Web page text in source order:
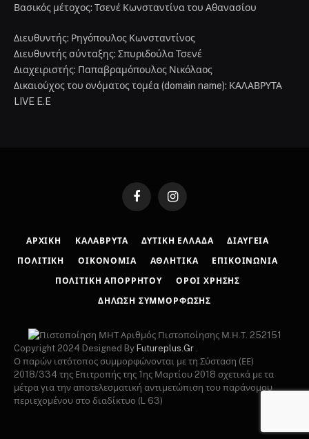
Βασικός μέτοχος: Τσενέ Κωνσταντίνα του Αθανασίου
Διευθυντής: Ρηγόπουλος Κωνσταντίνος
Διευθυντής σύνταξης: Σπυριδούλα Τσενέ
Διαχειριστής: Παπαβραμόπουλος Νικόλαος
Δικαιούχος του ονόματος τομέα (domain name): ΚΑΛΑΒΡΥΤΑ
LIVE E.E
FacebookInstagram
ΑΡΧΙΚΉ ΚΑΛΆΒΡΥΤΑ ΔΥΤΙΚΉ ΕΛΛΆΔΑ ΔΙΑΎΓΕΙΑ
ΠΟΛΙΤΙΚΉ ΟΙΚΟΝΟΜΊΑ ΑΘΛΗΤΙΚΆ ΕΠΙΚΟΙΝΩΝΊΑ
ΠΟΛΙΤΙΚΉ ΑΠΟΡΡΉΤΟΥ ΌΡΟΙ ΧΡΉΣΗΣ
ΔΉΛΩΣΗ ΣΥΜΜΌΡΦΩΣΗΣ
Αριθμός Πιστοποίησης Μ.Η.Τ. 252151
Copyright 2024 Designed By Futureplus.Gr .
Ο παρών ιστότοπος συμμορφώνονται με τη Σύσταση (ΕΕ)
2018/334 της Επιτροπής της 1ης Μαρτίου 2018 σχετικά με τα
μέτρα για την αποτελεσματική αντιμετώπιση του παράνομου
περιεχομένου στο διαδίκτυο (L 63)